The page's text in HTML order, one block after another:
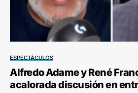
ESPECTÁCULOS
Alfredo Adame y René
acalorada discusión en